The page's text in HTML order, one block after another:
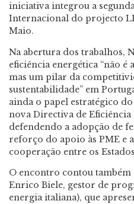
iniciativa integrou a
Internacional do projecto
Maio.
Na abertura dos trabalhos,
eficiência energética “não é
mas um pilar da
sustentabilidade” em
ainda o papel estratégico do
nova Directiva de Eficiência
defendendo a adopção de
reforço do apoio às PME e
cooperação entre os
O encontro contou
Enrico Biele, gestor de
energia italiana), que